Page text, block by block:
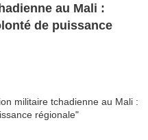
au Mali :
de puissance